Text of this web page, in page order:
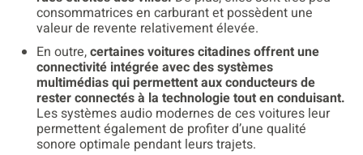
consommatrices en carburant et possèdent une
valeur de revente relativement élevée.
En outre,certaines voitures citadines offrent une
connectivité intégrée avec des systèmes
multimédias qui permettent aux conducteurs de
rester connectés à la technologie tout en conduisant.
Les systèmes audio modernes de ces voitures leur
permettent également de profiter d’une qualité
sonore optimale pendant leurs trajets.